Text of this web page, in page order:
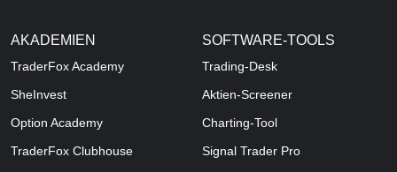
AKADEMIEN
TraderFox Academy
SheInvest
Option Academy
TraderFox Clubhouse
SOFTWARE-TOOLS
Trading-Desk
Aktien-Screener
Charting-Tool
Signal Trader Pro